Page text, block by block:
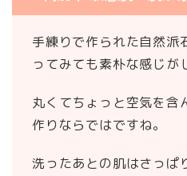
手練りで作られた自然派
ってみても素朴な感じが
丸くてちょっと空気を含
作りならではですね。
洗ったあとの肌はさっぱ